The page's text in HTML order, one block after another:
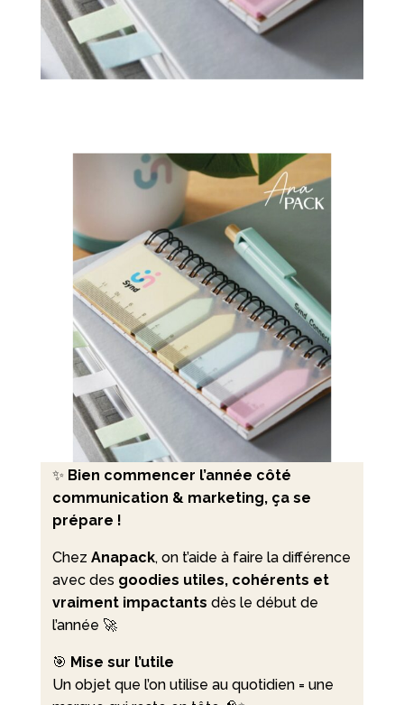
✨ Bien commencer l’année côté
communication & marketing, ça se
prépare !
Chez Anapack, on t’aide à faire la différence
avec des goodies utiles, cohérents et
vraiment impactants dès le début de
l’année 🚀
🎯 Mise sur l’utile
Un objet que l’on utilise au quotidien = une